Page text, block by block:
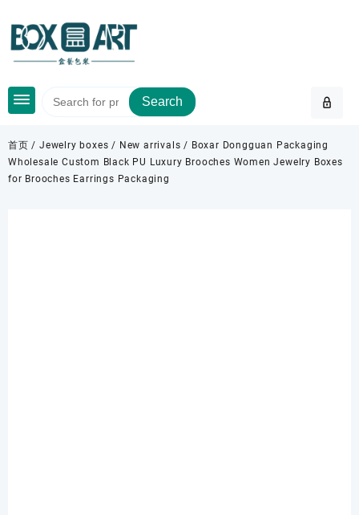
content
Search
首页 /Jewelry boxes / New arrivals / Boxar Dongguan Packaging
Wholesale Custom Black PU Luxury Brooches Women Jewelry Boxes
for Brooches Earrings Packaging